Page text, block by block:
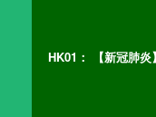
HK01： 【新冠肺